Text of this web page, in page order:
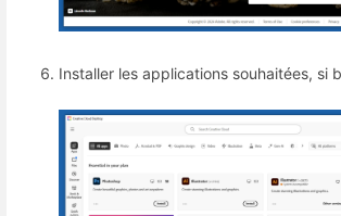
Installer les applications souhaitées, si